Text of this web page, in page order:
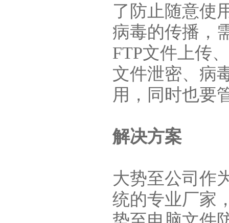
了防止随意使
病毒的传播，
FTP文件上传
文件泄密、病
用，同时也要
解决方案
大势至公司作
统的专业厂家